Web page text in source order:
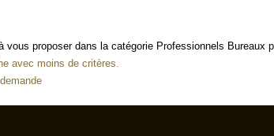
vous proposer dans la catégorie Professionnels
avec moins de critères.